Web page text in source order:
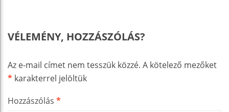
VÉLEMÉNY, HOZZÁSZÓLÁS?
Az e-mail címet nem tesszük közzé. A kötelező mezőket
* karakterrel jelöltük
Hozzászólás *